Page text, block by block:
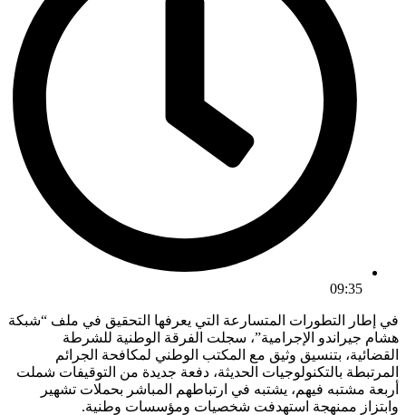
09:35
في إطار التطورات المتسارعة التي يعرفها التحقيق في ملف “شبكة
هشام جيراندو الإجرامية”، سجلت الفرقة الوطنية للشرطة
القضائية، بتنسيق وثيق مع المكتب الوطني لمكافحة الجرائم
المرتبطة بالتكنولوجيات الحديثة، دفعة جديدة من التوقيفات شملت
أربعة مشتبه فيهم، يشتبه في ارتباطهم المباشر بحملات تشهير
وابتزاز ممنهجة استهدفت شخصيات ومؤسسات وطنية.